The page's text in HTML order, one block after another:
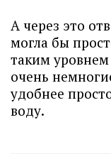
А через это
могла бы
таким
очень
удобнее
воду.